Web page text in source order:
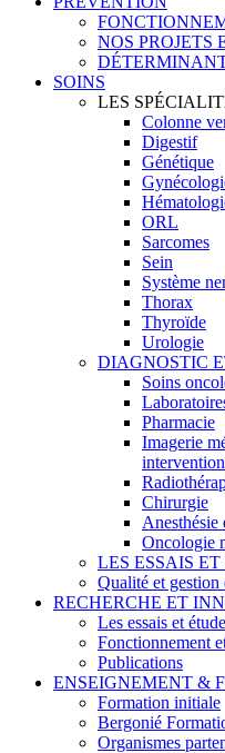
NOS PROJETS
SOINS
LES
Colonne
Digestif
Génétique
ORL
Sarcomes
Sein
Système
Thorax
Thyroïde
Urologie
DIAGNOSTIC
Soins
Pharmacie
Imagerie
Chirurgie
Anesthésie
Oncologie
LES ESSAIS
Qualité et gestion
RECHERCHE ET
Les essais et
Fonctionnement
Publications
ENSEIGNEMENT &
Formation initiale
Bergonié
Organismes